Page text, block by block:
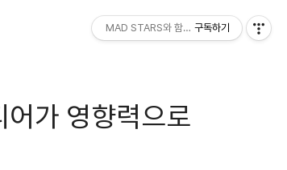
가 영향력으로
MAD STARS와 함께하세요!
구독하기